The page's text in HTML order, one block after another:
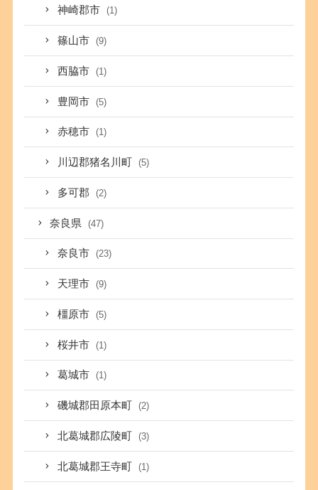
神崎郡市 (1)
篠山市 (9)
西脇市 (1)
豊岡市 (5)
赤穂市 (1)
川辺郡猪名川町 (5)
多可郡 (2)
奈良県 (47)
奈良市 (23)
天理市 (9)
橿原市 (5)
桜井市 (1)
葛城市 (1)
磯城郡田原本町 (2)
北葛城郡広陵町 (3)
北葛城郡王寺町 (1)